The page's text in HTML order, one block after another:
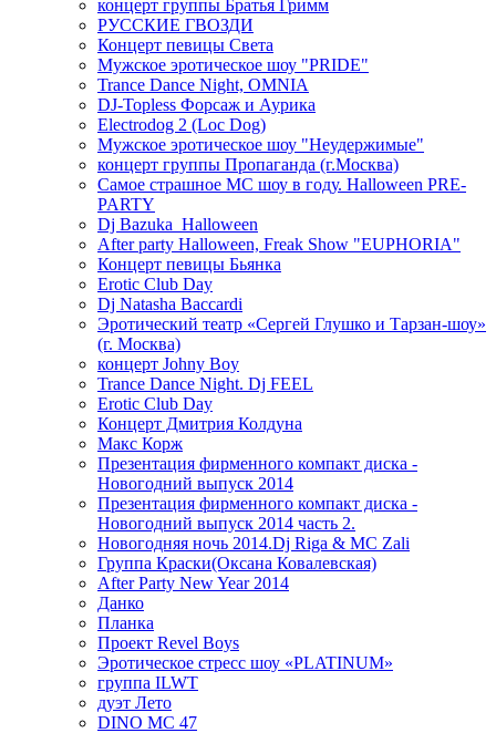
концерт группы Братья Гримм
РУССКИЕ ГВОЗДИ
Концерт певицы Света
Мужское эротическое шоу "PRIDE"
Trance Dance Night, OMNIA
DJ-Topless Форсаж и Аурика
Electrodog 2 (Loc Dog)
Мужское эротическое шоу "Неудержимые"
концерт группы Пропаганда (г.Москва)
Самое страшное МС шоу в году. Halloween PRE-
PARTY
Dj Bazuka_Halloween
After party Halloween, Freak Show "EUPHORIA"
Концерт певицы Бьянка
Erotic Club Day
Dj Natasha Baccardi
Эротический театр «Сергей Глушко и Тарзан-шоу»
(г. Москва)
концерт Johny Boy
Trance Dance Night. Dj FEEL
Erotic Club Day
Концерт Дмитрия Колдуна
Макс Корж
Презентация фирменного компакт диска -
Новогодний выпуск 2014
Презентация фирменного компакт диска -
Новогодний выпуск 2014 часть 2.
Новогодняя ночь 2014.Dj Riga & MC Zali
Группа Краски(Оксана Ковалевская)
After Party New Year 2014
Данко
Планка
Проект Revel Boys
Эротическое стресс шоу «PLATINUM»
группа ILWT
дуэт Лето
DINO MC 47